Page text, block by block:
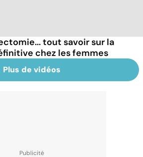
tout savoir sur la
chez les femmes
Plus de vidéos